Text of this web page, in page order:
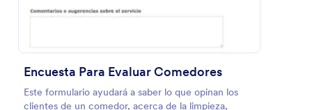
Encuesta Para Evaluar Comedores
Este formulario ayudará a saber lo que opinan los
clientes de un comedor, acerca de la limpieza,